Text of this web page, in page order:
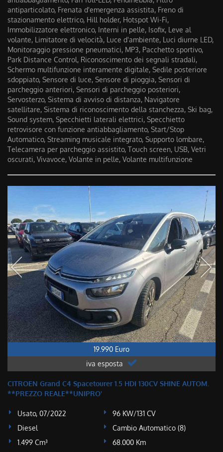
antiparticolato, Frenata d'emergenza assistita, Freno di
stazionamento elettrico, Hill holder, Hotspot Wi-Fi,
Immobilizzatore elettronico, Interni in pelle, Isofix, Leve al
volante, Limitatore di velocità, Luce d'ambiente, Luci diurne LED,
Monitoraggio pressione pneumatici, MP3, Pacchetto sportivo,
Park Distance Control, Riconoscimento dei segnali stradali,
Schermo multifunzione interamente digitale, Sedile posteriore
sdoppiato, Sensore di luce, Sensore di pioggia, Sensori di
parcheggio anteriori, Sensori di parcheggio posteriori,
Servosterzo, Sistema di avviso di distanza, Navigatore
satellitare, Sistema di riconoscimento della stanchezza, Ski bag,
Sound system, Specchietti laterali elettrici, Specchietto
retrovisore con funzione antiabbagliamento, Start/Stop
Automatico, Streaming musicale integrato, Supporto lombare,
Telecamera per parcheggio assistito, Touch screen, USB, Vetri
oscurati, Vivavoce, Volante in pelle, Volante multifunzione
19.990 Euro
iva esposta
CITROEN Grand C4 Spacetourer 1.5 HDI 130CV SHINE AUTOM.
**PREZZO REALE**UNIPRO'
Usato, 07/2022
96 KW/131 CV
Diesel
Cambio Automatico (8)
1.499 Cm³
68.000 Km